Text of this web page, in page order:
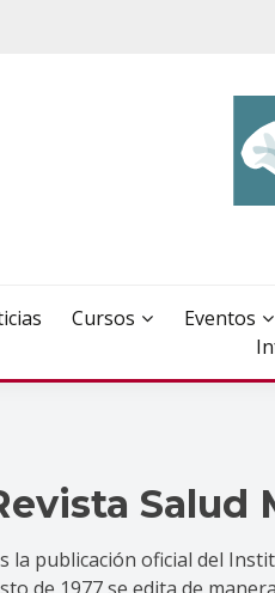
Cursos Eventos
Salud
la publicación oficial del